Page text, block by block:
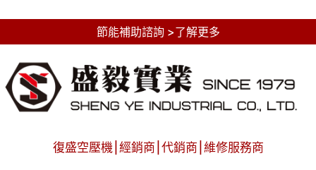
節能補助諮詢 >了解更多
復盛空壓機⎮經銷商⎮代銷商⎮維修服務商